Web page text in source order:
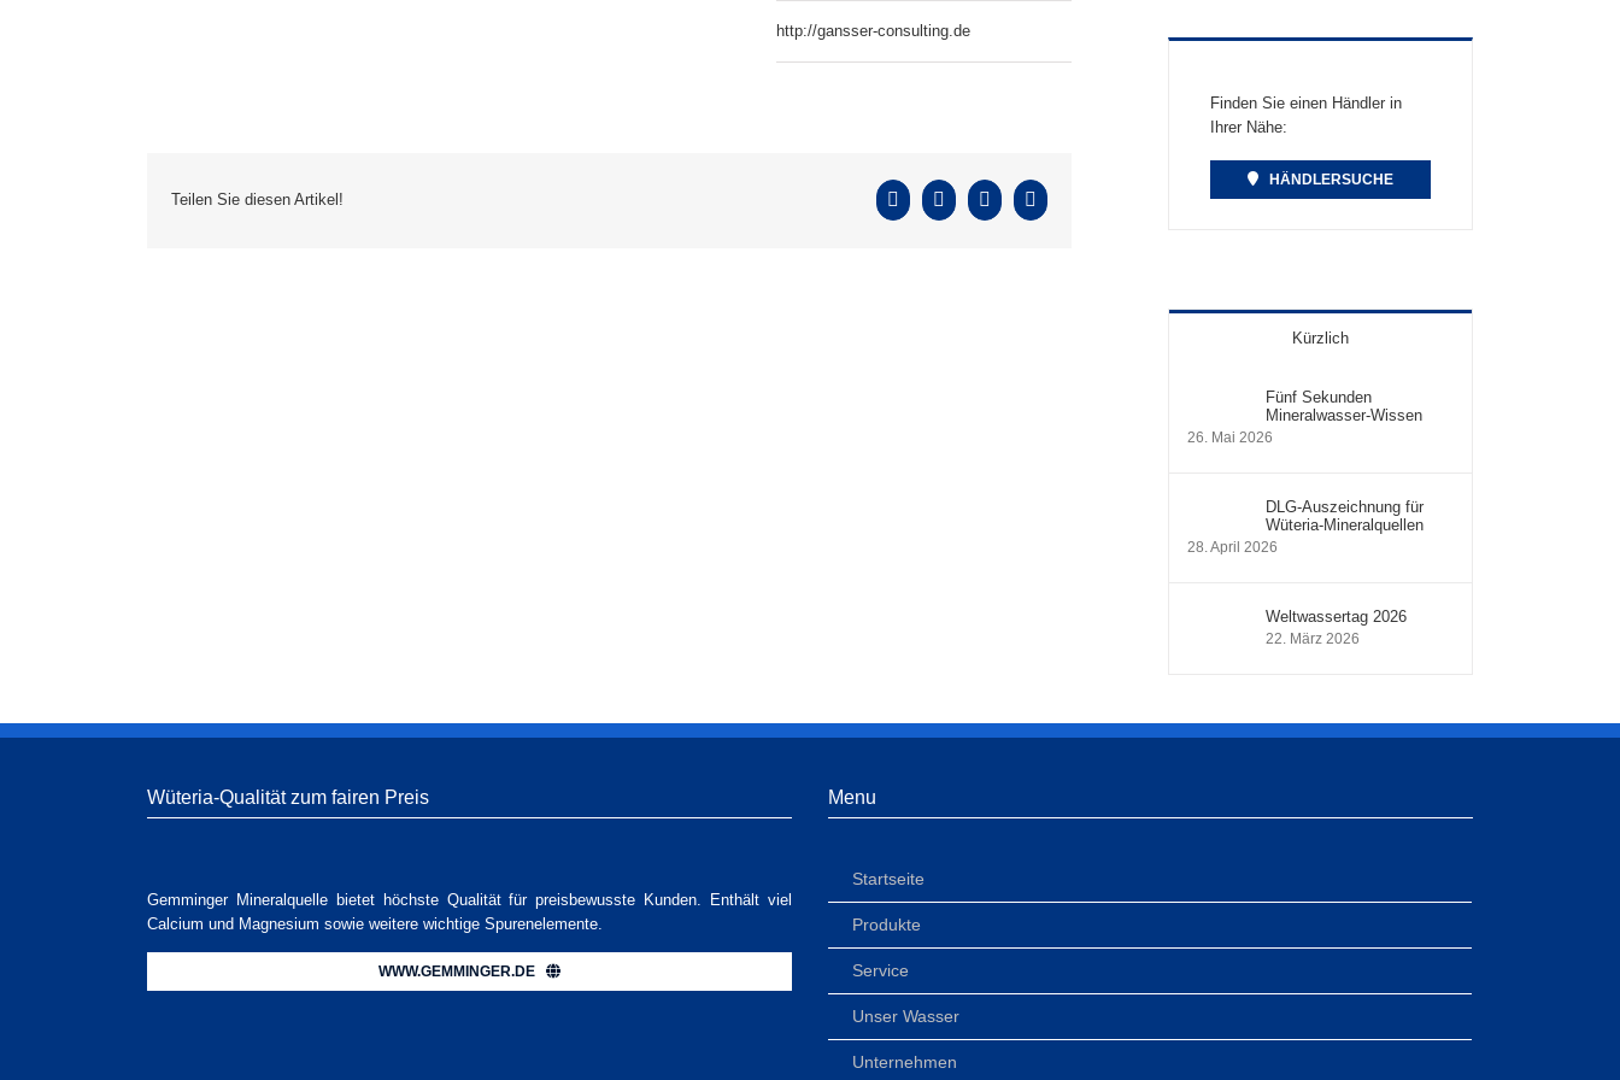
http://gansser-consulting.de
Teilen Sie diesen Artikel! Facebook
X Pinterest
E-
Mail
Finden Sie einen Händler in
Ihrer Nähe:
HÄNDLERSUCHE
Kürzlich
Fünf Sekunden
Mineralwasser-Wissen
26. Mai 2026
DLG-Auszeichnung für
Wüteria-Mineralquellen
28. April 2026
Weltwassertag 2026
22. März 2026
Wüteria-Qualität zum fairen Preis
Gemminger Mineralquelle bietet höchste Qualität für preisbewusste Kunden. Enthält viel
Calcium und Magnesium sowie weitere wichtige Spurenelemente.
WWW.GEMMINGER.DE
Menu
Startseite
Produkte
Service
Unser Wasser
Unternehmen